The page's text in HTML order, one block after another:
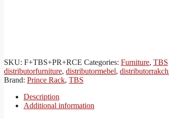
SKU: F+TBS+PR+RCE Categories: Furniture, TBS
distributorfurniture, distributormebel,
Brand: Prince Rack, TBS
Description
Additional information